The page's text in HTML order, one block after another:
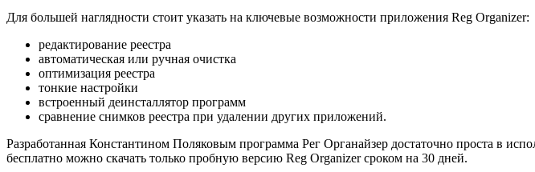
Для большей наглядности стоит указать на ключевые возможности приложения Reg Organizer:
редактирование реестра
автоматическая или ручная очистка
оптимизация реестра
тонкие настройки
встроенный деинсталлятор программ
сравнение снимков реестра при удалении других приложений.
Разработанная Константином Поляковым программа Рег Органайзер достаточно проста в
бесплатно можно скачать только пробную версию Reg Organizer сроком на 30 дней.